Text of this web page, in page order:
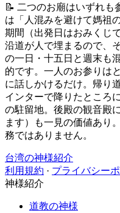
📝 二つのお廟はいずれも
は「人混みを避けて媽祖
期間（出発日はおみくじ
沿道が人で埋まるので、
の一日・十五日と週末も
的です。一人のお参りは
に話しかけるだけ。帰り
インターで降りたところ
の駐留地。後殿の観音殿
ます）も一見の価値あり
務ではありません。
台湾の神様紹介
利用規約 · プライバシー
神様紹介
道教の神様